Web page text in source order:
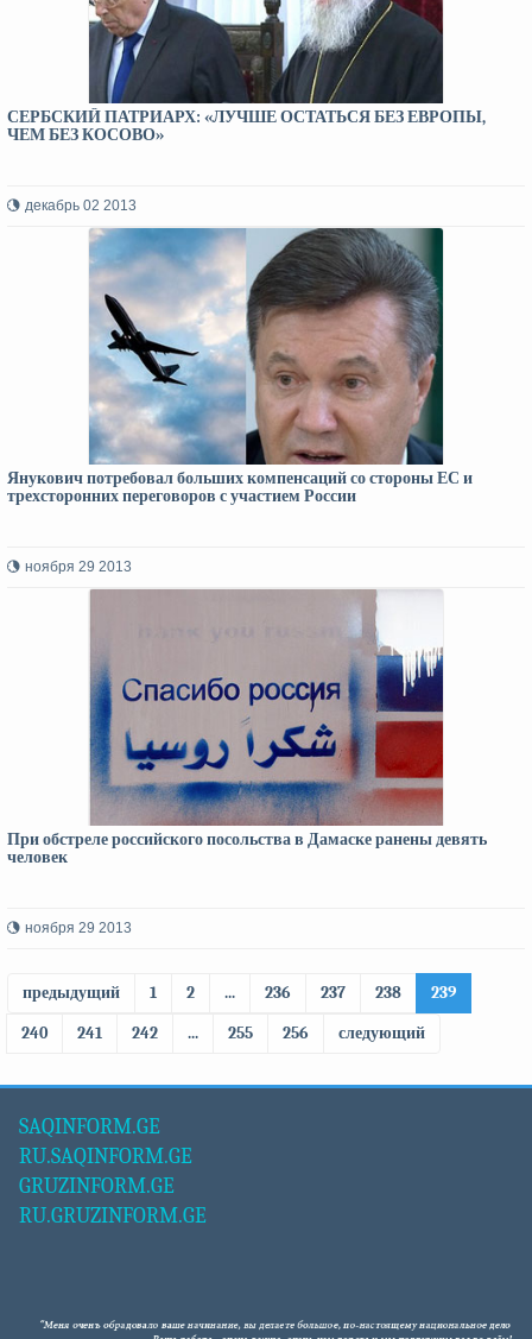
СЕРБСКИЙ ПАТРИАРХ: «ЛУЧШЕ ОСТАТЬСЯ БЕЗ ЕВРОПЫ,
ЧЕМ БЕЗ КОСОВО»
декабрь 02 2013
Янукович потребовал больших компенсаций со стороны ЕС и
трехсторонних переговоров с участием России
ноября 29 2013
При обстреле российского посольства в Дамаске ранены девять
человек
ноября 29 2013
предыдущий 1 2 ... 236 237 238
239
240
241 242 ... 255 256 следующий
SAQINFORM.GE
RU.SAQINFORM.GE
GRUZINFORM.GE
RU.GRUZINFORM.GE